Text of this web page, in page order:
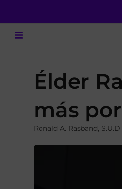
Élder
más
Ronald A. Rasband,